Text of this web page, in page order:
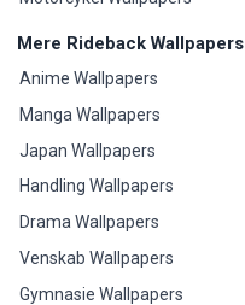
Mere Rideback Wallpapers
Anime Wallpapers
Manga Wallpapers
Japan Wallpapers
Handling Wallpapers
Drama Wallpapers
Venskab Wallpapers
Gymnasie Wallpapers